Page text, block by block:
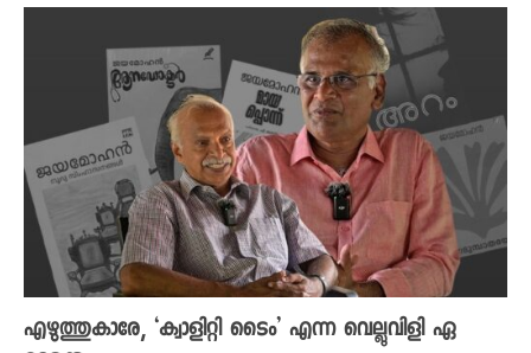
എഴുത്തുകാരേ, ‘ക്വാളിറ്റി ടൈം’ എന്ന വെല്ലുവിളി ഏ